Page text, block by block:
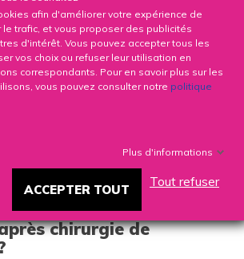
BARIATRIQUE :
DE SE RAPPROCHER
19/03/2020
de se
d'une association de
chirurgie de
afin d'améliorer votre expérience de
le trafic, et vous proposer des publicités
d'intérêt. Vous pouvez accepter tous les
vos choix ou refuser leur utilisation en
correspondants. Pour en savoir plus sur les
vous pouvez consulter notre politique
Plus d'informations
ACCEPTER TOUT
Tout refuser